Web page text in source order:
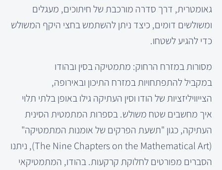
גאומטרית, דרך סדרה מורכבת של חיתוכים, מעגלים
ומשולשים דומים, כיצד ניתן להשתמש בחצי היקף המשולש
כדי להגיע לשטחו.
מסורות במזרח הרחוק: מתמטיקה בסין ובהודו
במקביל להתפתחויות במזרח התיכון ובאירופה,
הצייוויליזציות של הודו וסין העתיקה גילו באופן בלתי תלוי
איך מחשבים שטח משולש. בספרות המתמטית הסינית
העתיקה, כגון "תשעת הפרקים של אומנות המתמטיקה"
(The Nine Chapters on the Mathematical Art), ניתנו
הסברים מפורטים לחלוקת קרקעות. בהודו, המתמטיקאי